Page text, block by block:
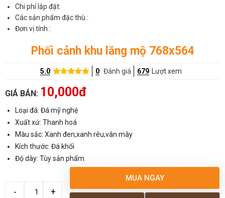
Chi phí lắp đặt:
Các sản phẩm đặc thù :
Đơn vị tính :
Phối cảnh khu lăng mộ 768x564
5.0 0 Đánh giá 679 Lượt xem
GIÁ BÁN: 10,000đ
Loại đá: Đá mỹ nghệ
Xuất xứ: Thanh hoá
Màu sắc: Xanh đen,xanh rêu,vân mây
Kích thước: Đá khối
Độ dày: Tùy sản phẩm
MUA NGAY